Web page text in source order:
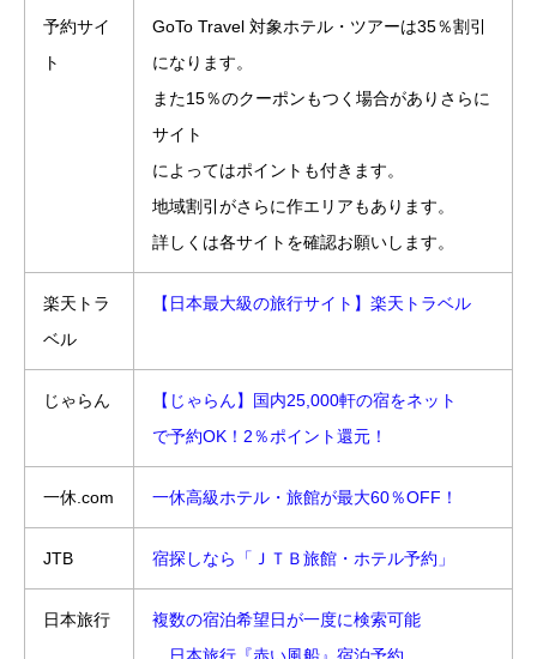
予約サイ
ト
GoTo Travel 対象ホテル・ツアーは35％割引
になります。
また15％のクーポンもつく場合がありさらに
サイト
によってはポイントも付きます。
地域割引がさらに作エリアもあります。
詳しくは各サイトを確認お願いします。
楽天トラ
ベル
【日本最大級の旅行サイト】楽天トラベル
じゃらん
【じゃらん】国内25,000軒の宿をネット
で予約OK！2％ポイント還元！
一休.com 一休高級ホテル・旅館が最大60％OFF！
JTB 宿探しなら「ＪＴＢ旅館・ホテル予約」
日本旅行
複数の宿泊希望日が一度に検索可能
日本旅行『赤い風船』宿泊予約